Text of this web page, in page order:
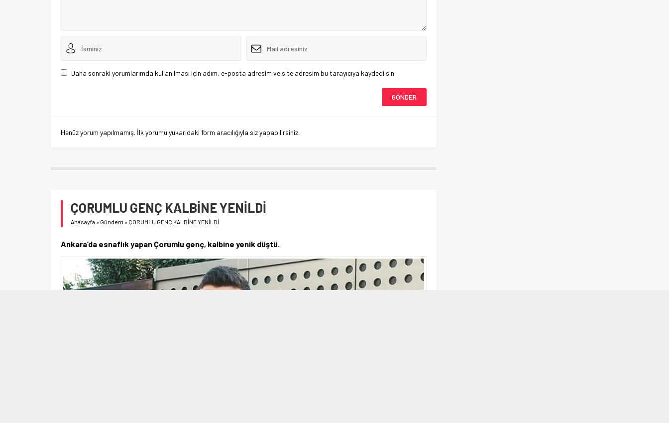
Daha sonraki yorumlarımda kullanılması için adım, e-posta adresim ve site adresim bu tarayıcıya kaydedilsin.
Henüz yorum yapılmamış. İlk yorumu yukarıdaki form aracılığıyla siz yapabilirsiniz.
ÇORUMLU GENÇ KALBİNE YENİLDİ
Anasayfa » Gündem » ÇORUMLU GENÇ KALBİNE YENİLDİ
Ankara’da esnaflık yapan Çorumlu genç, kalbine yenik düştü.